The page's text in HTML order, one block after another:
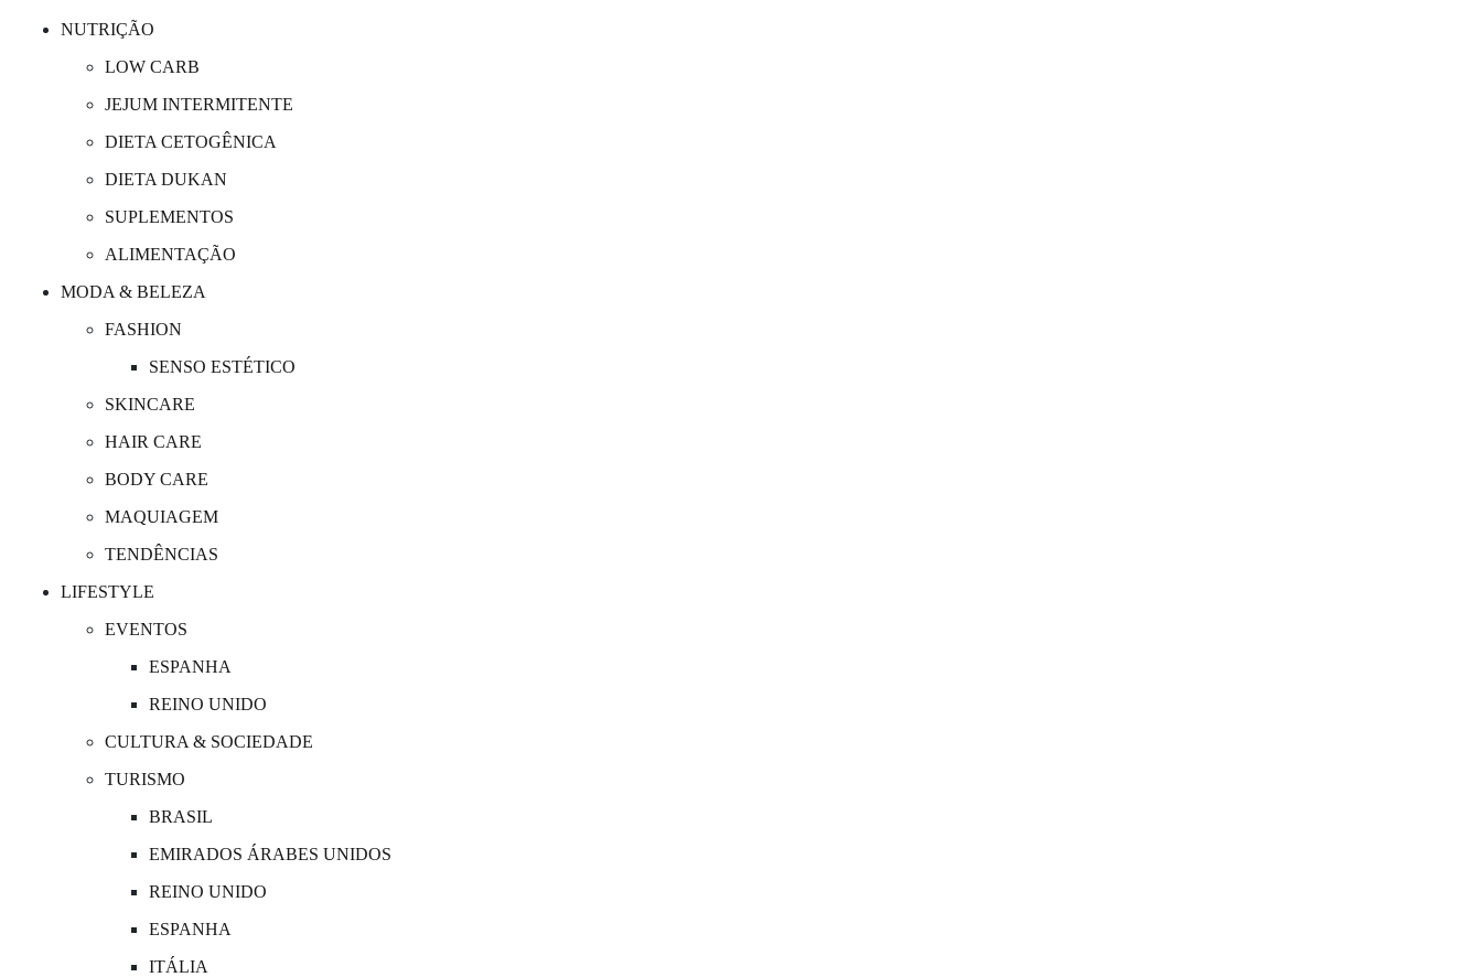
NUTRIÇÃO
LOW CARB
JEJUM INTERMITENTE
DIETA CETOGÊNICA
DIETA DUKAN
SUPLEMENTOS
ALIMENTAÇÃO
MODA & BELEZA
FASHION
SENSO ESTÉTICO
SKINCARE
HAIR CARE
BODY CARE
MAQUIAGEM
TENDÊNCIAS
LIFESTYLE
EVENTOS
ESPANHA
REINO UNIDO
CULTURA & SOCIEDADE
TURISMO
BRASIL
EMIRADOS ÁRABES UNIDOS
REINO UNIDO
ESPANHA
ITÁLIA